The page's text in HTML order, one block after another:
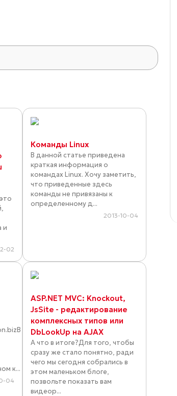
и
02
Команды Linux
В данной статье приведена
краткая информация о
командах Linux. Хочу заметить,
что приведенные здесь
команды не привязаны к
определенному д...
2013-10-04
к...
04
ASP.NET MVC: Knockout,
JsSite - редактирование
комплексных типов или
DbLookUp на AJAX
А что в итоге?Для того, чтобы
сразу же стало понятно, ради
чего мы сегодня собрались в
этом маленьком блоге,
позвольте показать вам
видеор...